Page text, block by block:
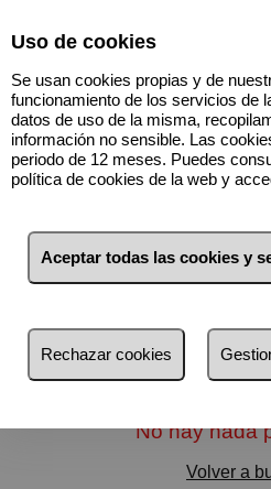
más reciente
No hay nada
Volver a
Uso de cookies
Se usan cookies propias y de
funcionamiento de los servicios de
datos de uso de la misma,
información no sensible. Las
periodo de 12 meses. Puedes
política de cookies de la web y
Aceptar todas las cookies y
Rechazar cookies